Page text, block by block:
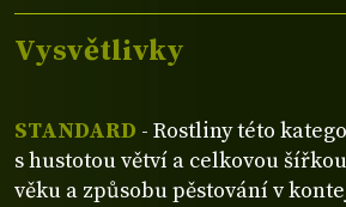
Vysvětlivky
STANDARD - Rostliny této
s hustotou větví a celkovou
věku a způsobu pěstování v